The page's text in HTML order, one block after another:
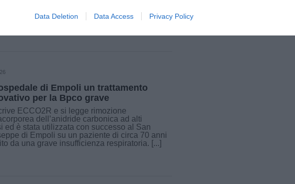
Data Deletion Data Access Privacy Policy
raccontano la crescita dello psicologo di
nei territori di Firenze (Quartiere 5, [...]
di Empoli un trattamento
per la Bpco grave
ECCO2R e si legge rimozione
dell’anidride carbonica ad alti
ed è stata utilizzata con successo al San
di Empoli su un paziente di circa 70 anni
da una grave insufficienza respiratoria. [...]